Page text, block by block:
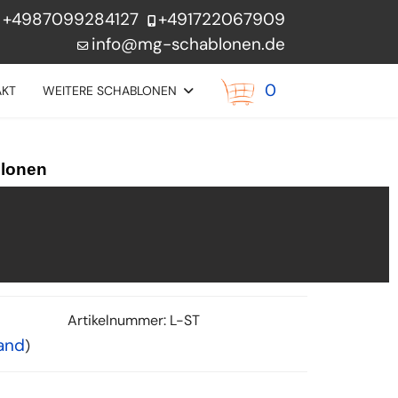
+4987099284127
+491722067909
info@mg-schablonen.de
WEITERE SCHABLONEN 0
)
Artikelnummer: L-ST